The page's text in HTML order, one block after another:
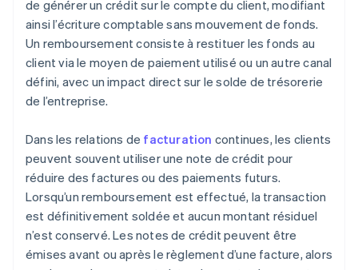
de générer un crédit sur le compte du client, modifiant
ainsi l’écriture comptable sans mouvement de fonds.
Un remboursement consiste à restituer les fonds au
client via le moyen de paiement utilisé ou un autre canal
défini, avec un impact direct sur le solde de trésorerie
de l’entreprise.
Dans les relations de facturation continues, les clients
peuvent souvent utiliser une note de crédit pour
réduire des factures ou des paiements futurs.
Lorsqu’un remboursement est effectué, la transaction
est définitivement soldée et aucun montant résiduel
n’est conservé. Les notes de crédit peuvent être
émises avant ou après le règlement d’une facture, alors